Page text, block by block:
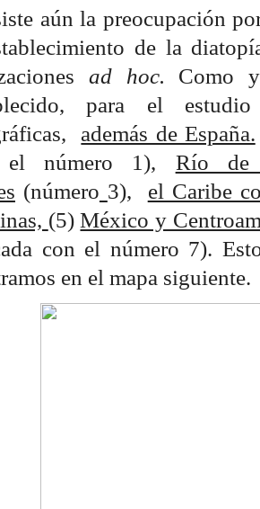
aún la preocupación
de la
ad hoc.
Como
para el
además de España.
el número 1),
Río
(número 3),
el Caribe
(5) México y
con el número 7).
en el mapa siguiente.